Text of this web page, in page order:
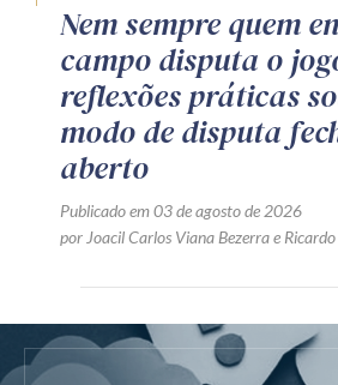
Nem sempre quem
campo disputa o
reflexões práticas
modo de disputa
aberto
Publicado em 03 de agosto de 2026
por Joacil Carlos Viana Bezerrae